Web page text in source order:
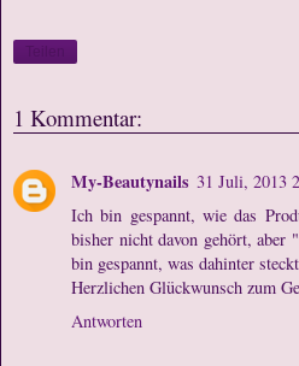
1 Kommentar:
My-Beautynails 31 Juli, 2013
Ich bin gespannt, wie das
bisher nicht davon gehört,
bin gespannt, was dahinter
Herzlichen Glückwunsch zum
Antworten